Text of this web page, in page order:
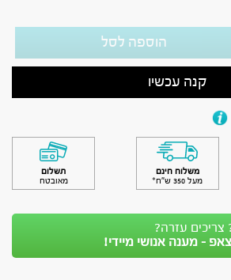
הוספה לסל
קנה עכשיו
משלוח חינם
מעל 350 ש״ח*
תשלום
מאובטח
עזרה?
- מענה אנושי מיידי!